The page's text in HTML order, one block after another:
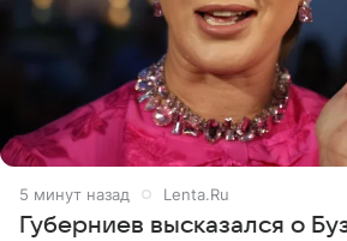
5 минут назад Lenta.Ru
Губерниев высказался о